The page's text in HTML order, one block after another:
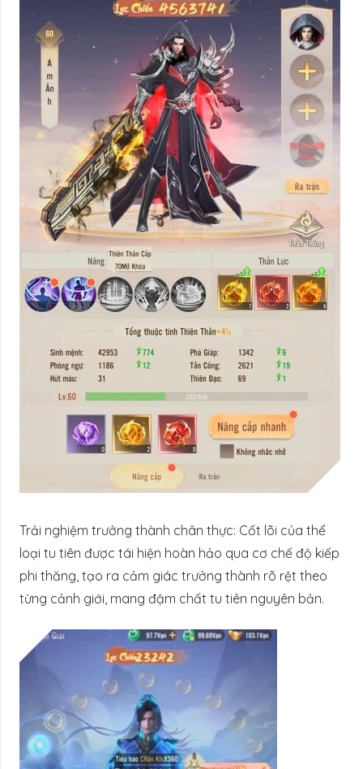
Trải nghiệm trưởng thành chân thực: Cốt lõi của thể
loại tu tiên được tái hiện hoàn hảo qua cơ chế độ kiếp
phi thăng, tạo ra cảm giác trưởng thành rõ rệt theo
từng cảnh giới, mang đậm chất tu tiên nguyên bản.